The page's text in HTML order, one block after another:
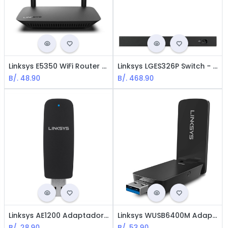
Linksys E5350 WiFi Router - AC1000 / DUAL BAND
B/. 48.90
Linksys LGES326P Switch - 26 Puertos / Gigabit / PoE 192W
B/. 468.90
Linksys AE1200 Adaptador Wifi USB - LA N300
Linksys WUSB6400M Adaptador Wifi USB - MU-MIMO / AC1200